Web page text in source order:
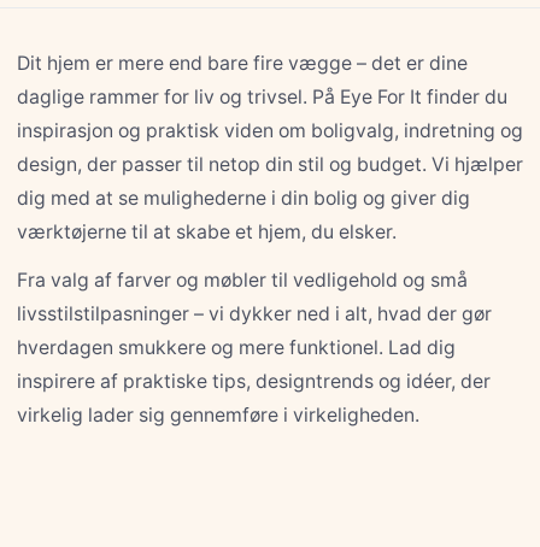
Dit hjem er mere end bare fire vægge – det er dine
daglige rammer for liv og trivsel. På Eye For It finder du
inspirasjon og praktisk viden om boligvalg, indretning og
design, der passer til netop din stil og budget. Vi hjælper
dig med at se mulighederne i din bolig og giver dig
værktøjerne til at skabe et hjem, du elsker.
Fra valg af farver og møbler til vedligehold og små
livsstilstilpasninger – vi dykker ned i alt, hvad der gør
hverdagen smukkere og mere funktionel. Lad dig
inspirere af praktiske tips, designtrends og idéer, der
virkelig lader sig gennemføre i virkeligheden.